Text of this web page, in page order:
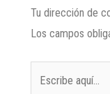
Tu dirección de
Los campos